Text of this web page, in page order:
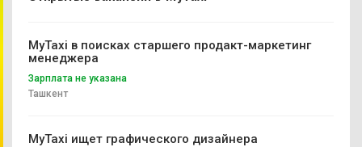
MyTaxi в поисках старшего продакт-маркетинг
менеджера
Зарплата не указана
Ташкент
MyTaxi ищет графического дизайнера